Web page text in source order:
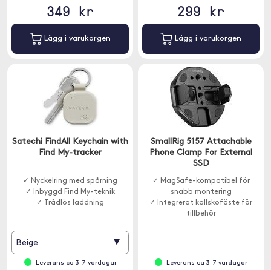
349 kr
Lägg i varukorgen
299 kr
Lägg i varukorgen
Satechi FindAll Keychain with
Find My-tracker
✓ Nyckelring med spårning
✓ Inbyggd Find My-teknik
✓ Trådlös laddning
Beige ▾
Leverans ca 3-7 vardagar
SmallRig 5157 Attachable
Phone Clamp For External
SSD
✓ MagSafe-kompatibel för
snabb montering
✓ Integrerat kallskofäste för
tillbehör
Leverans ca 3-7 vardagar